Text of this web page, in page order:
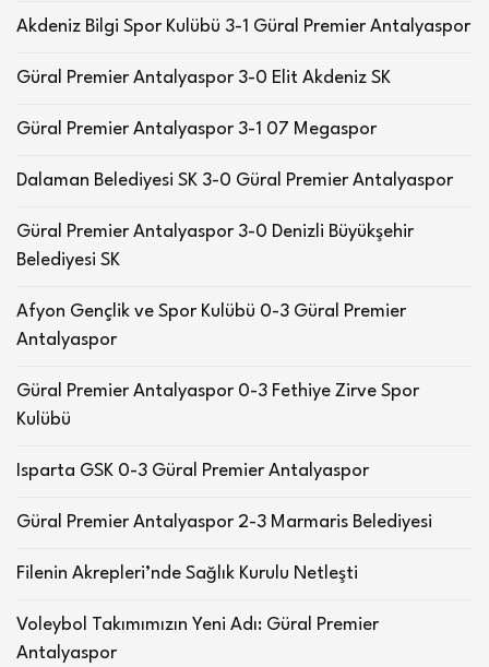
Akdeniz Bilgi Spor Kulübü 3-1 Güral Premier Antalyaspor
Güral Premier Antalyaspor 3-0 Elit Akdeniz SK
Güral Premier Antalyaspor 3-1 07 Megaspor
Dalaman Belediyesi SK 3-0 Güral Premier Antalyaspor
Güral Premier Antalyaspor 3-0 Denizli Büyükşehir
Belediyesi SK
Afyon Gençlik ve Spor Kulübü 0-3 Güral Premier
Antalyaspor
Güral Premier Antalyaspor 0-3 Fethiye Zirve Spor
Kulübü
Isparta GSK 0-3 Güral Premier Antalyaspor
Güral Premier Antalyaspor 2-3 Marmaris Belediyesi
Filenin Akrepleri’nde Sağlık Kurulu Netleşti
Voleybol Takımımızın Yeni Adı: Güral Premier
Antalyaspor